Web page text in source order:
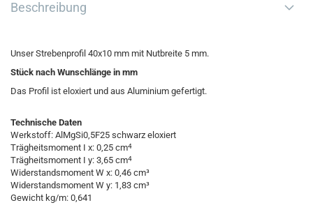
Beschreibung
Unser Strebenprofil 40x10 mm mit Nutbreite 5 mm.
Stück nach Wunschlänge in mm
Das Profil ist eloxiert und aus Aluminium gefertigt.
Technische Daten
Werkstoff: AlMgSi0,5F25 schwarz eloxiert
Trägheitsmoment I x: 0,25 cm4
Trägheitsmoment I y: 3,65 cm4
Widerstandsmoment W x: 0,46 cm³
Widerstandsmoment W y: 1,83 cm³
Gewicht kg/m: 0,641